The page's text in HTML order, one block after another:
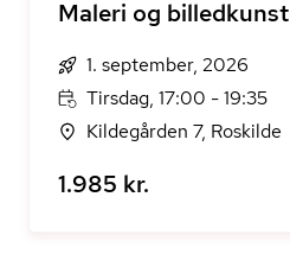
Maleri og billedkunst
1. september, 2026
Tirsdag, 17:00 - 19:35
Kildegården 7, Roskilde
1.985 kr.